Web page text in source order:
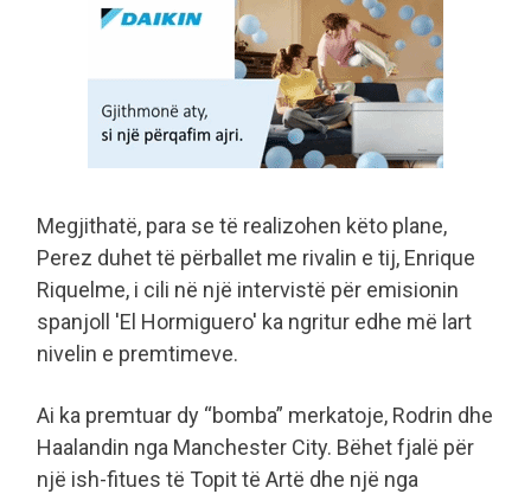
Megjithatë, para se të realizohen këto plane,
Perez duhet të përballet me rivalin e tij, Enrique
Riquelme, i cili në një intervistë për emisionin
spanjoll 'El Hormiguero' ka ngritur edhe më lart
nivelin e premtimeve.
Ai ka premtuar dy “bomba” merkatoje, Rodrin dhe
Haalandin nga Manchester City. Bëhet fjalë për
një ish-fitues të Topit të Artë dhe një nga